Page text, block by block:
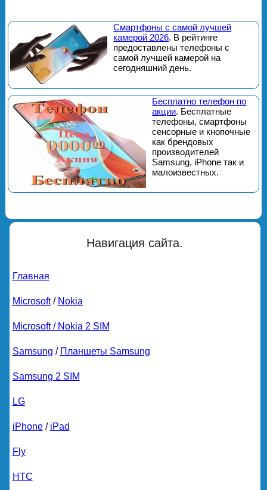
Смартфоны с самой лучшей
камерой 2026. В рейтинге
предоставлены телефоны с
самой лучшей камерой на
сегодняшний день.
Бесплатно телефон по
акции. Бесплатные
телефоны, смартфоны
сенсорные и кнопочные
как брендовых
производителей
Samsung, iPhone так и
малоизвестных.
Навигация сайта.
Главная
Microsoft/ Nokia
Microsoft / Nokia 2 SIM
Samsung / Планшеты Samsung
Samsung 2 SIM
LG
iPhone/ iPad
Fly
HTC